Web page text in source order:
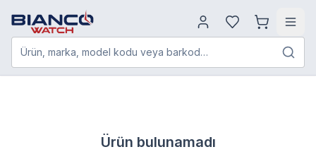
Ürün, marka, model kodu veya barkod…
Ürün bulunamadı